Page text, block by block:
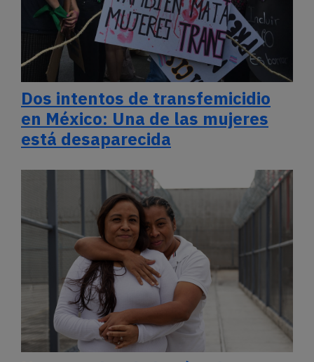
Dos intentos de transfemicidio
en México: Una de las mujeres
está desaparecida